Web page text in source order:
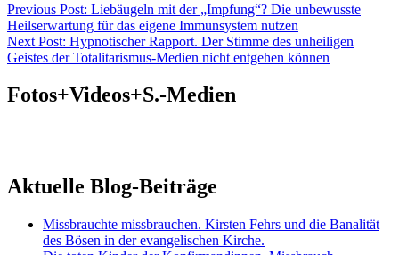
Previous Post: Liebäugeln mit der „Impfung“? Die unbewusste
Heilserwartung für das eigene Immunsystem nutzen
Next Post: Hypnotischer Rapport. Der Stimme des unheiligen
Geistes der Totalitarismus-Medien nicht entgehen können
Fotos+Videos+S.-Medien
Aktuelle Blog-Beiträge
Missbrauchte missbrauchen. Kirsten Fehrs und die Banalität
des Bösen in der evangelischen Kirche.